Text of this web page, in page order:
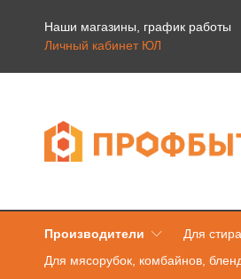
Наши магазины, график работы
Личный кабинет ЮЛ
Производители Для
Для мясорубок, комбайнов,